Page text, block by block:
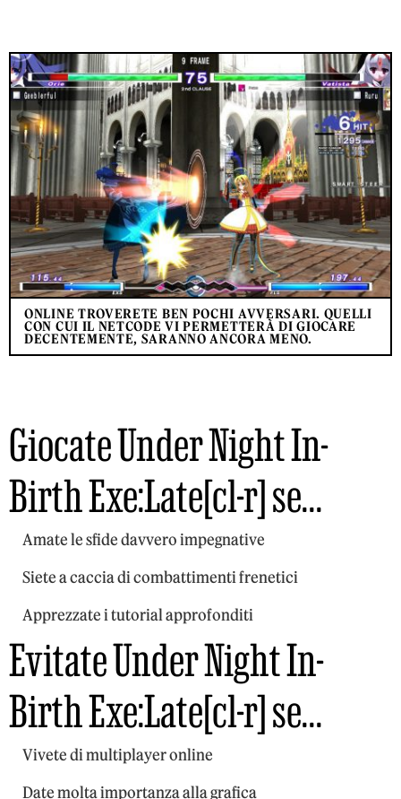
ONLINE TROVERETE BEN POCHI AVVERSARI. QUELLI
CON CUI IL NETCODE VI PERMETTERÀ DI GIOCARE
DECENTEMENTE, SARANNO ANCORA MENO.
Giocate Under Night In-
Birth Exe:Late[cl-r] se…
Amate le sfide davvero impegnative
Siete a caccia di combattimenti frenetici
Apprezzate i tutorial approfonditi
Evitate Under Night In-
Birth Exe:Late[cl-r] se…
Vivete di multiplayer online
Date molta importanza alla grafica